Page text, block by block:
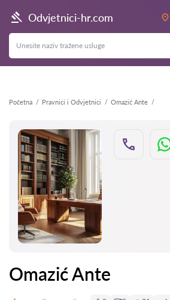
Odvjetnici-hr.com
Početna Pravnici i Odvjetnici Omazić Ante
Natrag
Omazić Ante